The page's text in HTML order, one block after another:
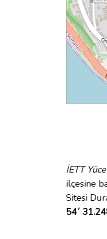
İETT
ilçesine
Sitesi
54´